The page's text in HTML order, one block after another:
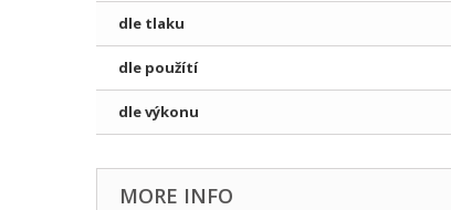
dle tlaku
dle použítí
dle výkonu
MORE INFO